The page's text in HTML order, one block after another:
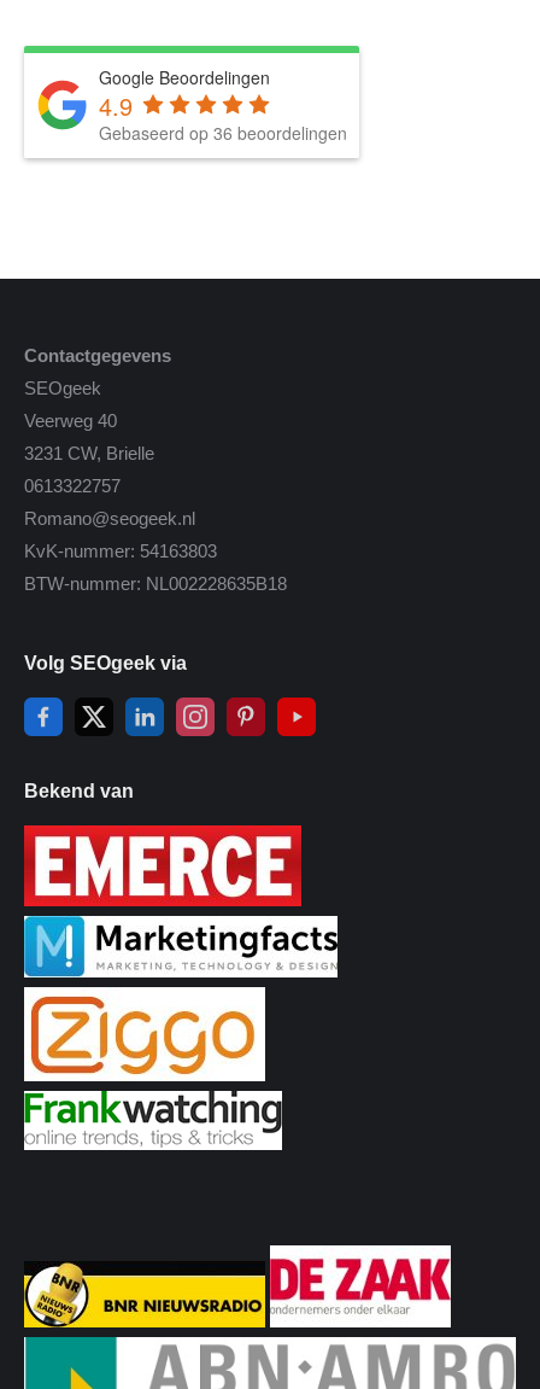
Google Beoordelingen
4.9
Gebaseerd op 36 beoordelingen
Contactgegevens
SEOgeek
Veerweg 40
3231 CW, Brielle
0613322757
Romano@seogeek.nl
KvK-nummer: 54163803
BTW-nummer: NL002228635B18
Volg SEOgeek via
Bekend van